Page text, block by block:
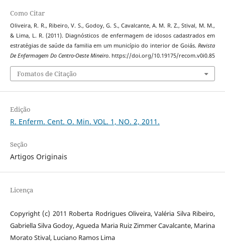
Como Citar
Oliveira, R. R., Ribeiro, V. S., Godoy, G. S., Cavalcante, A. M. R. Z., Stival, M. M.,
& Lima, L. R. (2011). Diagnósticos de enfermagem de idosos cadastrados em
estratégias de saúde da familia em um município do interior de Goiás.Revista
De Enfermagem Do Centro-Oeste Mineiro. https://doi.org/10.19175/recom.v0i0.85
Fomatos de Citação
Edição
R. Enferm. Cent. O. Min. VOL. 1, NO. 2, 2011.
Seção
Artigos Originais
Licença
Copyright (c) 2011 Roberta Rodrigues Oliveira, Valéria Silva Ribeiro,
Gabriella Silva Godoy, Agueda Maria Ruiz Zimmer Cavalcante, Marina
Morato Stival, Luciano Ramos Lima